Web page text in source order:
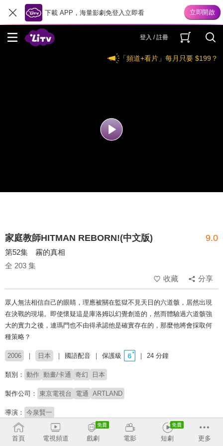
下載 APP，海量影劇免登入立即看
登入 / 註冊
「頻道+看片」每月只要 $199？
家庭教師HITMAN REBORN!(中文版) 9.0
第52集 霧的真相
全 203 集
收藏
分享
眾人無法相信自己的眼睛，理應被關在監獄不見天日的六道骸，居然出現
在決戰的現場。即使懷疑這是庫洛姆以幻覺創造的，然而體驗過六道骸強
大的實力之後，連瑪門也不由得承認他是確實存在的，那麼他將會採取何
種策略？
2006 日本 國語配音 保護級 24 分鐘
類別： 動作 動畫/卡通 奇幻 日本
製作公司： 東京電視台 電通 ARTLAND
導演： 今泉賢一
配音： 雷碧文 于正昌 黃天佑
首頁
電視頻道 戲劇 電影 短劇 更多